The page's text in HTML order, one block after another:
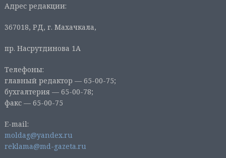
Адрес редакции:
367018, РД, г. Махачкала,
пр. Насрутдинова 1А
Телефоны:
главный редактор — 65-00-75;
бухгалтерия — 65-00-78;
факс — 65-00-75
E-mail:
moldag@yandex.ru
reklama@md-gazeta.ru